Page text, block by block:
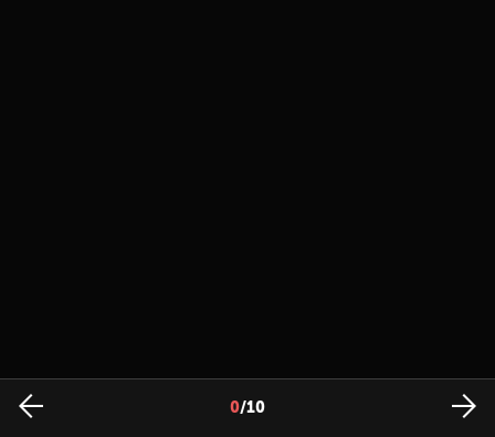
0/10